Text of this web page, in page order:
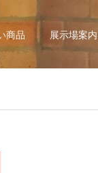
商品 展示場案内